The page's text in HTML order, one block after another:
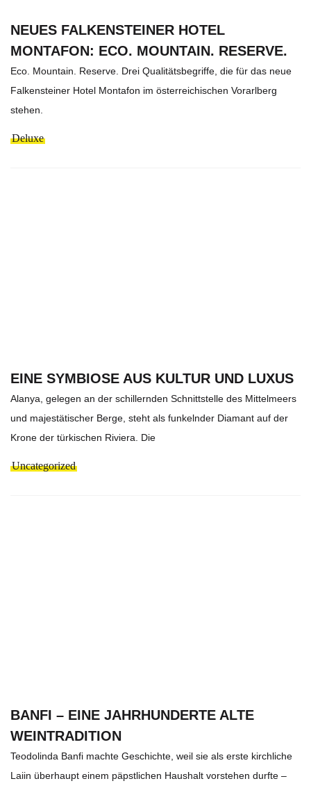
NEUES FALKENSTEINER HOTEL
MONTAFON: ECO. MOUNTAIN. RESERVE.
Eco. Mountain. Reserve. Drei Qualitätsbegriffe, die für das neue
Falkensteiner Hotel Montafon im österreichischen Vorarlberg
stehen.
Deluxe
EINE SYMBIOSE AUS KULTUR UND LUXUS
Alanya, gelegen an der schillernden Schnittstelle des Mittelmeers
und majestätischer Berge, steht als funkelnder Diamant auf der
Krone der türkischen Riviera. Die
Uncategorized
BANFI – EINE JAHRHUNDERTE ALTE
WEINTRADITION
Teodolinda Banfi machte Geschichte, weil sie als erste kirchliche
Laiin überhaupt einem päpstlichen Haushalt vorstehen durfte –